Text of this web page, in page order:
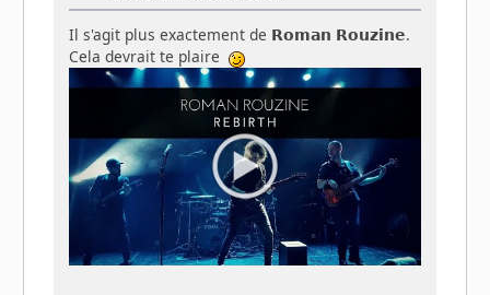
Il s'agit plus exactement de 𝗥𝗼𝗺𝗮𝗻 𝗥𝗼𝘂𝘇𝗶𝗻𝗲.
Cela devrait te plaire